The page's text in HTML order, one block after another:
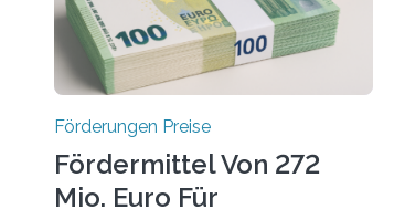
Förderungen Preise
Fördermittel Von 272
Mio. Euro Für